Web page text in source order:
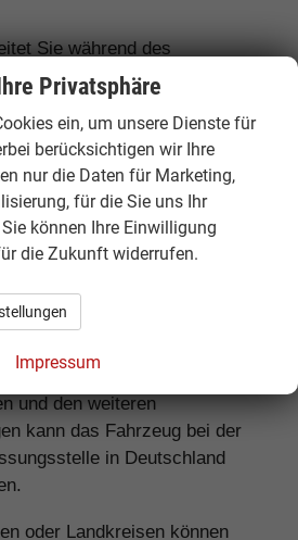
Sie während des
und beantwortet alle
Reimport-Fahrzeuge
Finanzierung und
EU-Neuwagen in
in der Regel die
Standards. Mit
und den weiteren
kann das Fahrzeug bei der
in Deutschland
oder Landkreisen können
Privatsphäre
ein, um unsere Dienste für
berücksichtigen wir Ihre
nur die Daten für Marketing,
für die Sie uns Ihr
können Ihre Einwilligung
die Zukunft widerrufen.
Impressum